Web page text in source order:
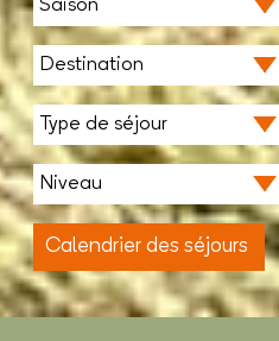
Calendrier des séjours